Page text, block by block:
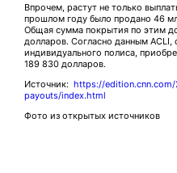
Впрочем, растут не только
прошлом году было продано 46
Общая сумма покрытия по этим
долларов. Согласно данным ACLI,
индивидуального полиса,
189 830 долларов.
Источник: https://
payouts/index.html
Фото из открытых источников